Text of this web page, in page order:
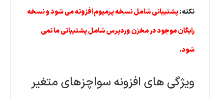
نکته:پشتیبانی شامل نسخه پرمیوم افزونه می شود و نسخه
رایگان موجود در مخزن وردپرس شامل پشتیبانی ما نمی
شود.
ویژگی های افزونه سواچزهای متغیر